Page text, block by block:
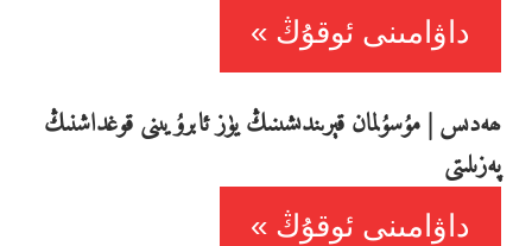
داۋامىنى ئوقۇڭ
ھەدىس | مۇسۇلمان قېرىندىشىنىڭ يۈز ئابرۇيىنى قوغداشنىڭ
پەزىلىتى
داۋامىنى ئوقۇڭ